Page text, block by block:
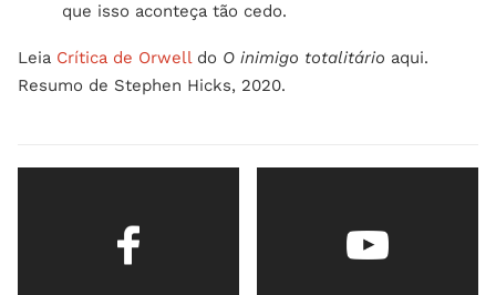
que isso aconteça tão cedo.
Leia Crítica de Orwelldo O inimigo totalitário aqui.
Resumo de Stephen Hicks, 2020.